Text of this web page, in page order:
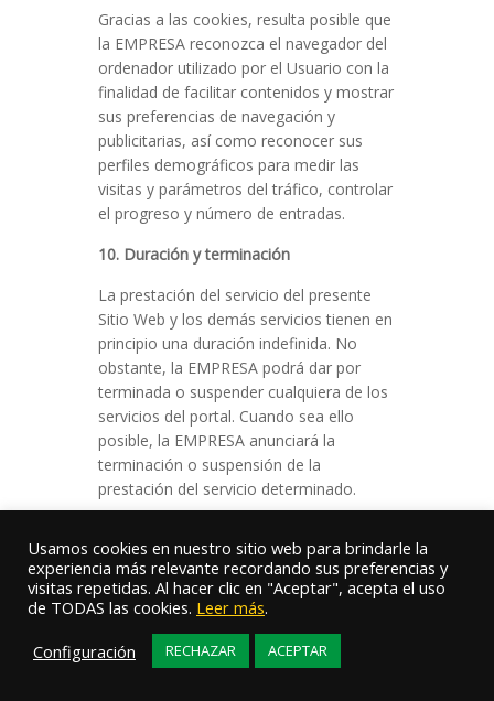
Gracias a las cookies, resulta posible que
la EMPRESA reconozca el navegador del
ordenador utilizado por el Usuario con la
finalidad de facilitar contenidos y mostrar
sus preferencias de navegación y
publicitarias, así como reconocer sus
perfiles demográficos para medir las
visitas y parámetros del tráfico, controlar
el progreso y número de entradas.
10. Duración y terminación
La prestación del servicio del presente
Sitio Web y los demás servicios tienen en
principio una duración indefinida. No
obstante, la EMPRESA podrá dar por
terminada o suspender cualquiera de los
servicios del portal. Cuando sea ello
posible, la EMPRESA anunciará la
terminación o suspensión de la
prestación del servicio determinado.
En general, los contenidos y servicios
ofrecidos en el Sitio Web tienen carácter
meramente informativo. Por
consiguiente, al ofrecerlos, la EMPRESA
no otorga garantía ni declaración alguna
Usamos cookies en nuestro sitio web para brindarle la
experiencia más relevante recordando sus preferencias y
visitas repetidas. Al hacer clic en "Aceptar", acepta el uso
de TODAS las cookies. Leer más.
Configuración
RECHAZAR ACEPTAR